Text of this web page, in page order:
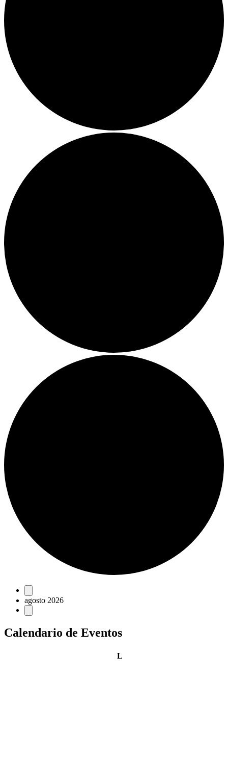
Eventos
agosto 2026
Calendario de Eventos
Llunes